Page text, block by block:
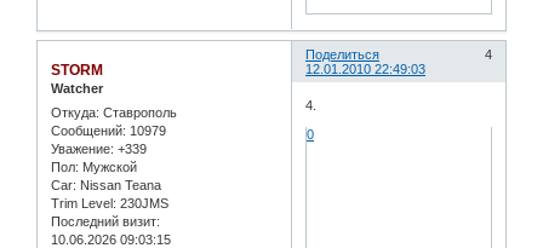
Поделиться
4
12.01.2010 22:49:03
STORM
Watcher
Откуда: Ставрополь
Сообщений: 10979
Уважение: +339
Пол: Мужской
Car: Nissan Teana
Trim Level: 230JMS
Последний визит:
10.06.2026 09:03:15
4.
0